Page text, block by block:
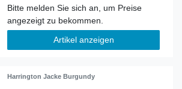
Artikel anzeigen
Harrington Jacke Burgundy